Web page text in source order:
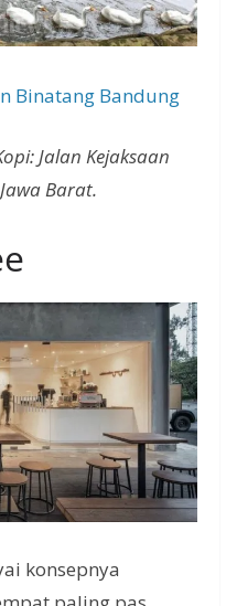
Binatang Bandung
Jalan Kejaksaan
Barat.
konsepnya